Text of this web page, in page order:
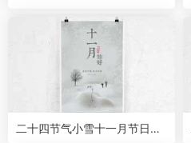
二十四节气小雪十一月节日海